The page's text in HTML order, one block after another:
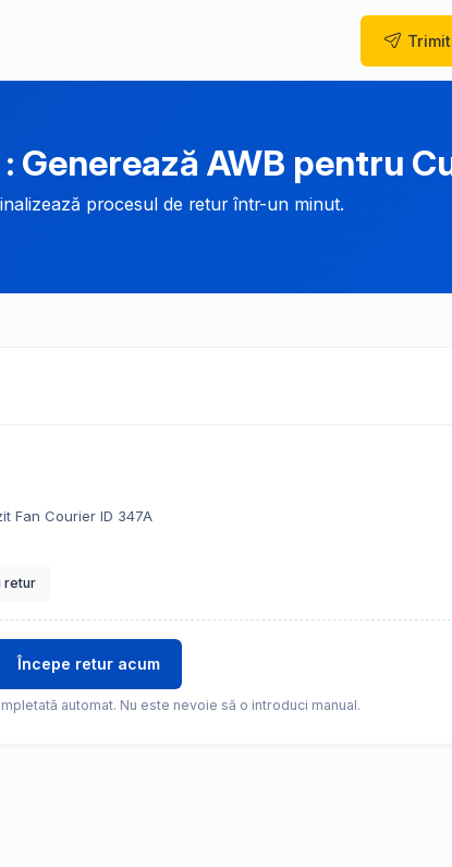
Generează AWB pentru
procesul de retur într-un minut.
Fan Courier ID 347A
retur
Începe retur acum
automat. Nu este nevoie să o introduci manual.